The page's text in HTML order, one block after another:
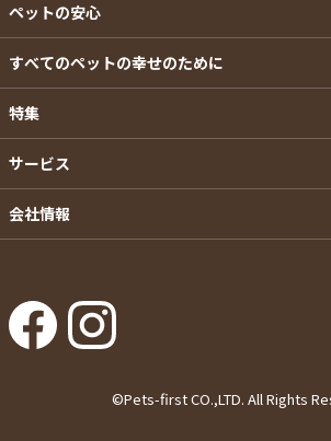
ペットの安心
すべてのペットの幸せのために
特集
サービス
会社情報
©Pets-first CO.,LTD. All Rights